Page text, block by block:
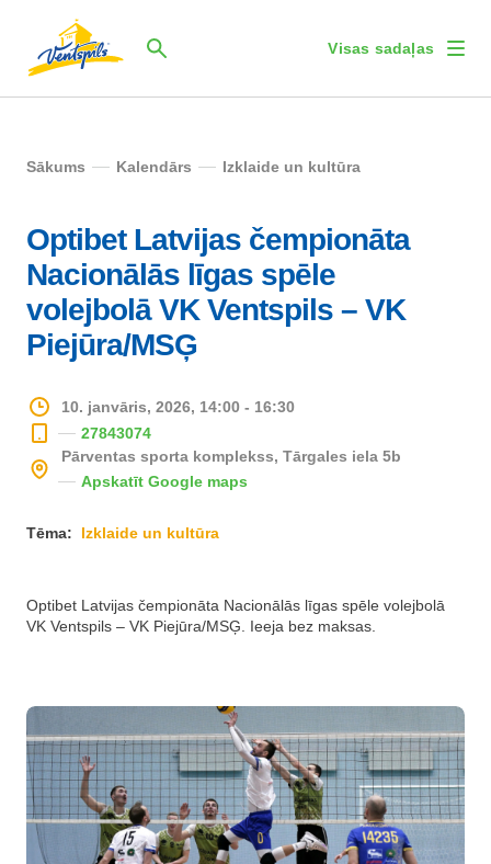
Visas sadaļas
Sākums Kalendārs Izklaide un kultūra
Optibet Latvijas čempionāta
Nacionālās līgas spēle
volejbolā VK Ventspils – VK
Piejūra/MSĢ
10. janvāris, 2026, 14:00 - 16:30
27843074
Pārventas sporta komplekss, Tārgales iela 5b
Apskatīt Google maps
Tēma: Izklaide un kultūra
Optibet Latvijas čempionāta Nacionālās līgas spēle volejbolā
VK Ventspils – VK Piejūra/MSĢ. Ieeja bez maksas.